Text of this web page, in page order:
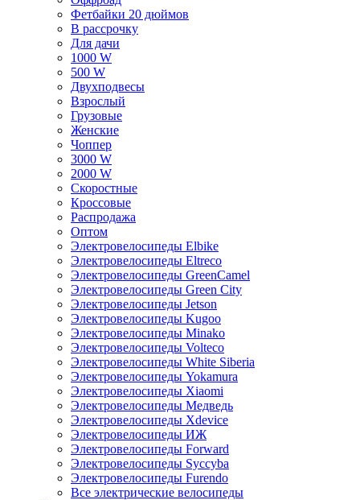
Фетбайки 20 дюймов
В рассрочку
Для дачи
1000 W
500 W
Двухподвесы
Взрослый
Грузовые
Женские
Чоппер
3000 W
2000 W
Скоростные
Кроссовые
Распродажа
Оптом
Электровелосипеды Elbike
Электровелосипеды Eltreco
Электровелосипеды GreenCamel
Электровелосипеды Green City
Электровелосипеды Jetson
Электровелосипеды Kugoo
Электровелосипеды Minako
Электровелосипеды Volteco
Электровелосипеды White Siberia
Электровелосипеды Yokamura
Электровелосипеды Xiaomi
Электровелосипеды Медведь
Электровелосипеды Xdevice
Электровелосипеды ИЖ
Электровелосипеды Forward
Электровелосипеды Syccyba
Электровелосипеды Furendo
Все электрические велосипеды